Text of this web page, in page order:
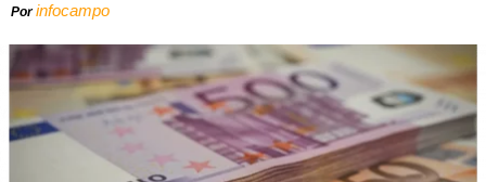
Porinfocampo